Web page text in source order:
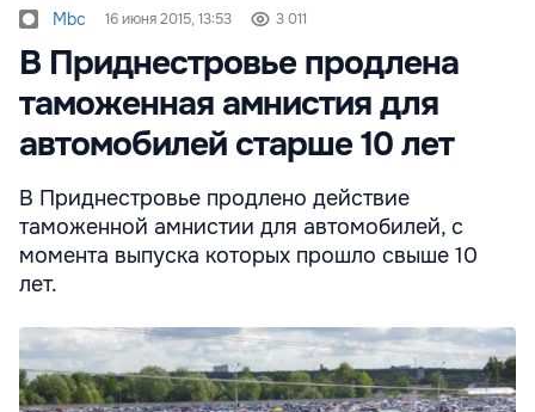
Mbc 16 июня 2015, 13:53 3 011
В Приднестровье продлена
таможенная амнистия для
автомобилей старше 10 лет
В Приднестровье продлено действие
таможенной амнистии для автомобилей, с
момента выпуска которых прошло свыше 10
лет.